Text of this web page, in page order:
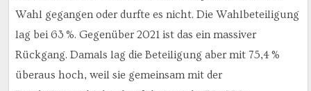
Wahl gegangen oder durfte es nicht. Die Wahlbeteiligung
lag bei 63 %. Gegenüber 2021 ist das ein massiver
Rückgang. Damals lag die Beteiligung aber mit 75,4 %
überaus hoch, weil sie gemeinsam mit der